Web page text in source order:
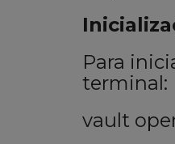
Para
terminal:
vault